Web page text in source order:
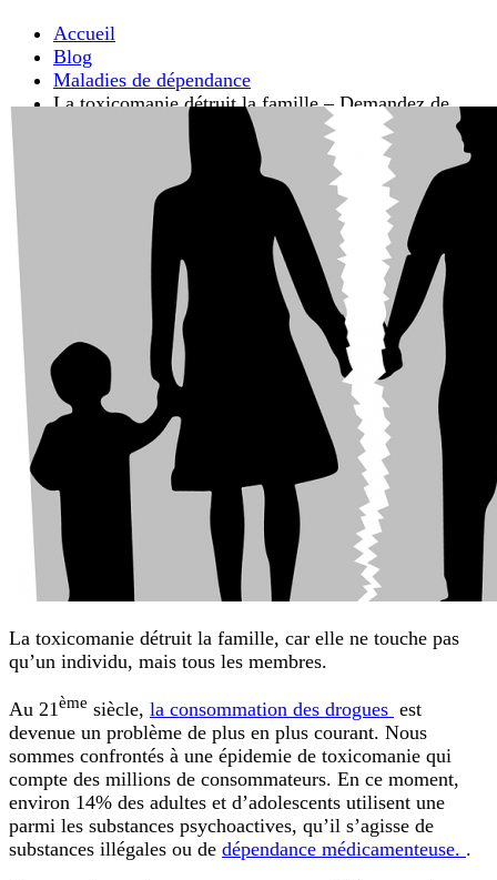
Accueil
Blog
Maladies de dépendance
La toxicomanie détruit la famille – Demandez de
La toxicomanie détruit la famille, car elle ne touche pas
qu’un individu, mais tous les membres.
Au 21ème siècle, la consommation des drogues est
devenue un problème de plus en plus courant. Nous
sommes confrontés à une épidemie de toxicomanie qui
compte des millions de consommateurs. En ce moment,
environ 14% des adultes et d’adolescents utilisent une
parmi les substances psychoactives, qu’il s’agisse de
substances illégales ou de dépendance médicamenteuse. .